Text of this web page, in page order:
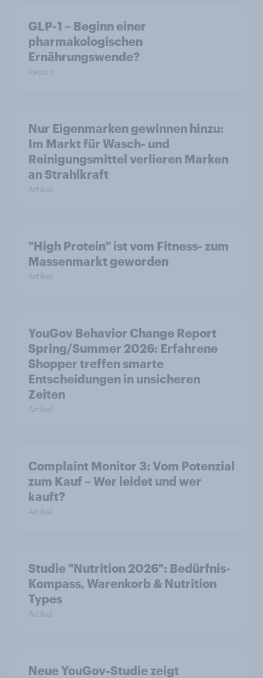
GLP-1 – Beginn einer
pharmakologischen
Ernährungswende?
Report
Nur Eigenmarken gewinnen hinzu:
Im Markt für Wasch- und
Reinigungsmittel verlieren Marken
an Strahlkraft
Artikel
"High Protein" ist vom Fitness- zum
Massenmarkt geworden
Artikel
YouGov Behavior Change Report
Spring/Summer 2026: Erfahrene
Shopper treffen smarte
Entscheidungen in unsicheren
Zeiten
Artikel
Complaint Monitor 3: Vom Potenzial
zum Kauf – Wer leidet und wer
kauft?
Artikel
Studie "Nutrition 2026": Bedürfnis-
Kompass, Warenkorb & Nutrition
Types
Artikel
Neue YouGov-Studie zeigt